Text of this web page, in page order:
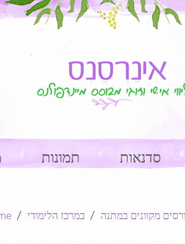
תמונות סדנאות
במרכז הלימודי מקוונים במתנה